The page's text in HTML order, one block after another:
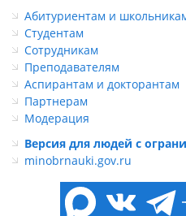
Абитуриентам и
Студентам
Сотрудникам
Преподавателям
Аспирантам и докторантам
Партнерам
Модерация
Версия для людей с
minobrnauki.gov.ru